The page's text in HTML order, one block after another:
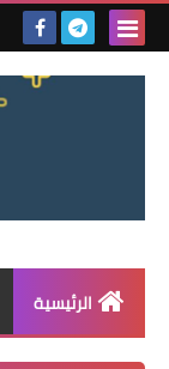
الرئيسية